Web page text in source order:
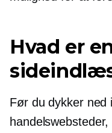
Hvad er
Før du dykker ned